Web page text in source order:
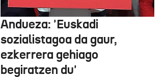
Andueza: 'Euskadi
sozialistagoa da gaur,
ezkerrera gehiago
begiratzen du'